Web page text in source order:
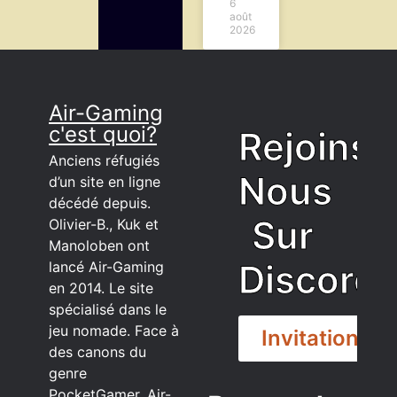
6
août
2026
Air-Gaming
c'est quoi?
Anciens réfugiés
d’un site en ligne
décédé depuis.
Olivier-B., Kuk et
Manoloben ont
lancé Air-Gaming
en 2014. Le site
spécialisé dans le
jeu nomade. Face à
des canons du
genre
Rejoins
Nous
Sur
Discord
Invitation